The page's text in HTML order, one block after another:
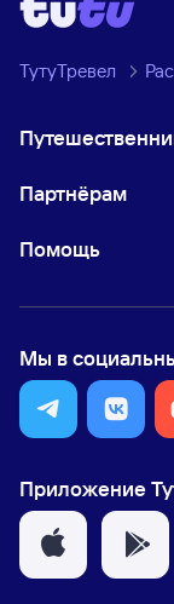
ТутуТревел
Партнёрам
Помощь
Мы в
Приложение